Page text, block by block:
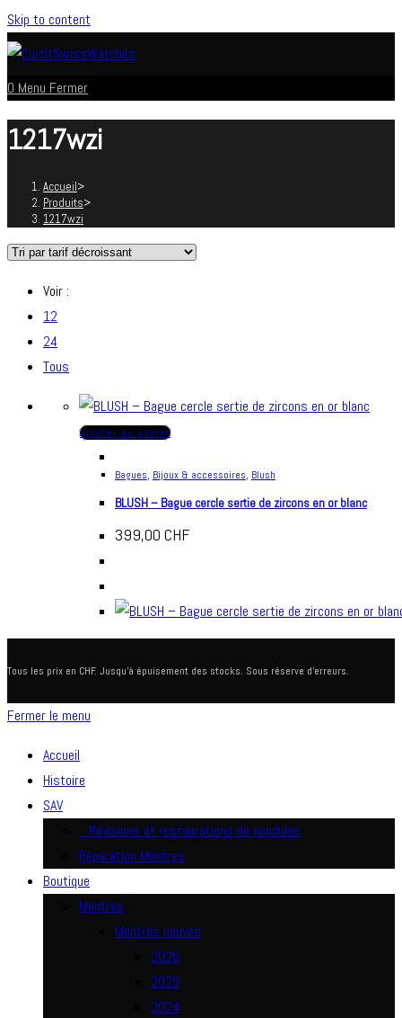
Skip to content
0 Menu Fermer
1217wzi
Accueil>
Produits>
1217wzi
Voir :
12
24
Tous
Ajouter au panier
Bagues, Bijoux & accessoires, Blush
BLUSH – Bague cercle sertie de zircons en or blanc
399,00 CHF
Tous les prix en CHF. Jusqu'à épuisement des stocks. Sous réserve d'erreurs.
Fermer le menu
Accueil
Histoire
SAV
…Révisions et restaurations de pendules
Réparation Montres
Boutique
Montres
Montres neuves
2026
2025
2024